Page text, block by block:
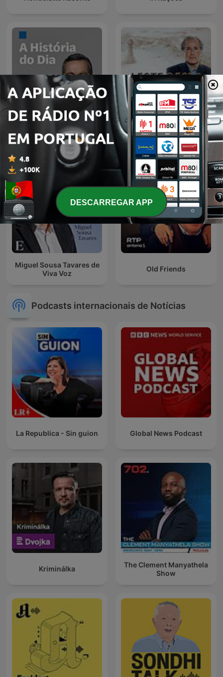
A História do Dia
Leste/Oeste de Nuno
Rogeiro
Miguel Sousa Tavares de
Viva Voz
Old Friends
Podcasts internacionais de Notícias
La Republica - Sin guion Global News Podcast
Kriminálka
The Clement Manyathela
Show
DESCARREGAR APP